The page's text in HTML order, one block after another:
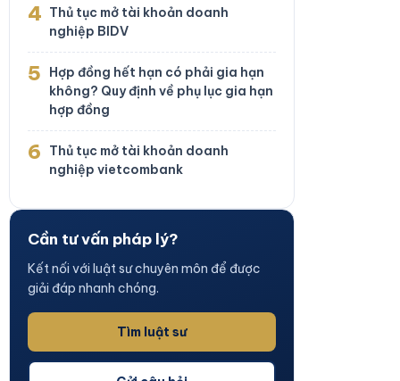
4 Thủ tục mở tài khoản doanh
nghiệp BIDV
5
Hợp đồng hết hạn có phải gia hạn
không? Quy định về phụ lục gia hạn
hợp đồng
6
Thủ tục mở tài khoản doanh
nghiệp vietcombank
Cần tư vấn pháp lý?
Kết nối với luật sư chuyên môn để được
giải đáp nhanh chóng.
Tìm luật sư